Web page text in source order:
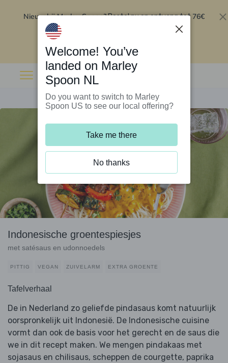
Nieuw bij Marley Spoon?Bestel nu en ontvang tot 76€
Indonesische groentespiesjes
met satésaus en udonnoedels
PITTIG VEGAN ZUIVELARM EXTRA GROENTE
Tafelverhaal
De in Nederland zo geliefde pindasaus komt natuurlijk
oorspronkelijk uit Indonesië. De Indonesische cuisine
vormt dan ook de basis voor het gerecht en de saus die
we in dit recept maken. We mengen pindakaas met
sojasaus en chilisaus, scheppen de courgette, paprika
Welcome! You’ve
landed on Marley
Spoon NL
Do you want to switch to Marley
Spoon US to see our local offering?
Take me there
No thanks